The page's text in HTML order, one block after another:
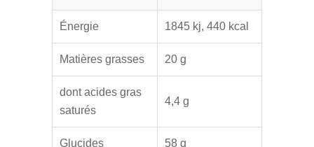
Énergie 1845 kj, 440 kcal
Matières grasses 20 g
dont acides gras
saturés
4,4 g
Glucides 58 g